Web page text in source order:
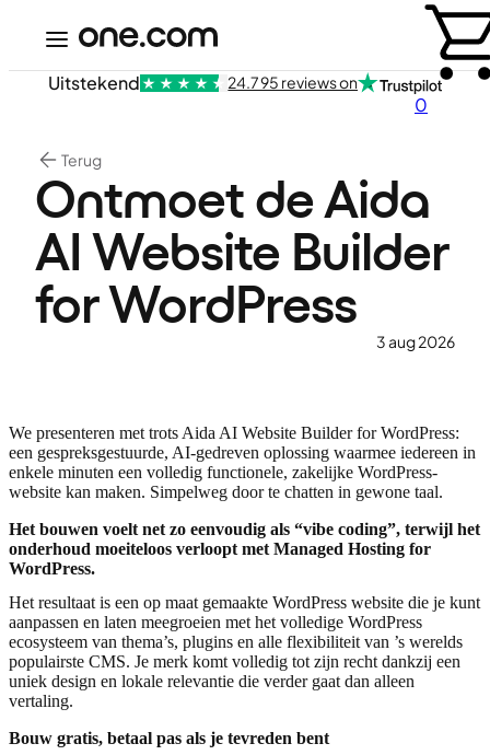
0
Uitstekend 24.795 reviews on
Terug
Ontmoet de Aida
AI Website Builder
for WordPress
3 aug 2026
We presenteren met trots Aida AI Website Builder for WordPress:
een gespreksgestuurde, AI-gedreven oplossing waarmee iedereen in
enkele minuten een volledig functionele, zakelijke WordPress-
website kan maken. Simpelweg door te chatten in gewone taal.
Het bouwen voelt net zo eenvoudig als “vibe coding”, terwijl het
onderhoud moeiteloos verloopt met Managed Hosting for
WordPress.
Het resultaat is een op maat gemaakte WordPress website die je kunt
aanpassen en laten meegroeien met het volledige WordPress
ecosysteem van thema’s, plugins en alle flexibiliteit van ’s werelds
populairste CMS. Je merk komt volledig tot zijn recht dankzij een
uniek design en lokale relevantie die verder gaat dan alleen
vertaling.
Bouw gratis, betaal pas als je tevreden bent